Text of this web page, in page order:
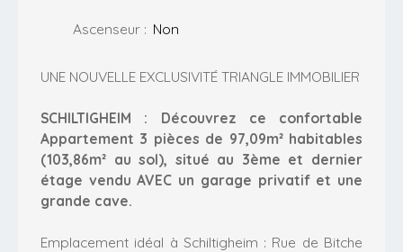
Ascenseur : Non
UNE NOUVELLE EXCLUSIVITÉ TRIANGLE IMMOBILIER
SCHILTIGHEIM : Découvrez ce confortable
Appartement 3 pièces de 97,09m² habitables
(103,86m² au sol), situé au 3ème et dernier
étage vendu AVEC un garage privatif et une
grande cave.
Emplacement idéal à Schiltigheim : Rue de Bitche